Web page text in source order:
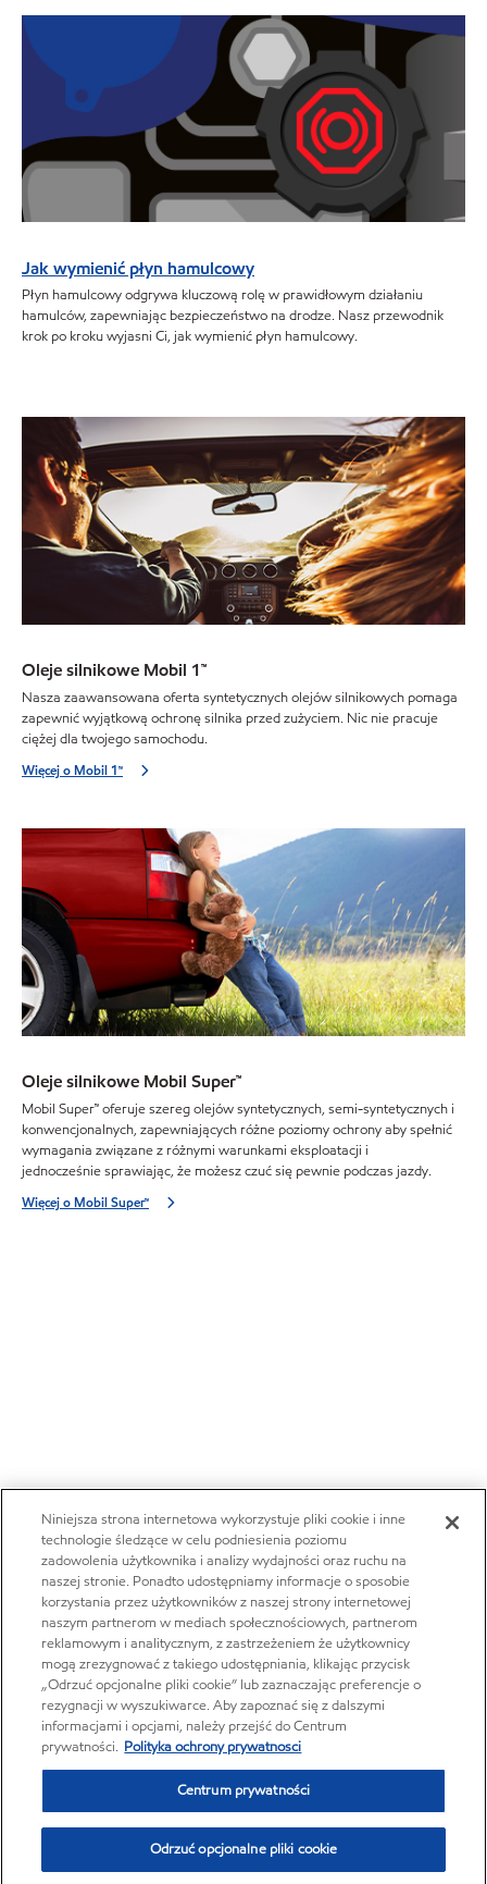
Jak wymienić płyn hamulcowy
Płyn hamulcowy odgrywa kluczową rolę w prawidłowym działaniu
hamulców, zapewniając bezpieczeństwo na drodze. Nasz przewodnik
krok po kroku wyjasni Ci, jak wymienić płyn hamulcowy.
Oleje silnikowe Mobil 1™
Nasza zaawansowana oferta syntetycznych olejów silnikowych pomaga
zapewnić wyjątkową ochronę silnika przed zużyciem. Nic nie pracuje
ciężej dla twojego samochodu.
Więcej o Mobil 1™
Oleje silnikowe Mobil Super™
Mobil Super™ oferuje szereg olejów syntetycznych, semi-syntetycznych i
konwencjonalnych, zapewniających różne poziomy ochrony aby spełnić
wymagania związane z różnymi warunkami eksploatacji i
jednocześnie sprawiając, że możesz czuć się pewnie podczas jazdy.
Więcej o Mobil Super™
Niniejsza strona internetowa wykorzystuje pliki cookie i inne
technologie śledzące w celu podniesienia poziomu
zadowolenia użytkownika i analizy wydajności oraz ruchu na
naszej stronie. Ponadto udostępniamy informacje o sposobie
korzystania przez użytkowników z naszej strony internetowej
naszym partnerom w mediach społecznościowych, partnerom
reklamowym i analitycznym, z zastrzeżeniem że użytkownicy
mogą zrezygnować z takiego udostępniania, klikając przycisk
„Odrzuć opcjonalne pliki cookie” lub zaznaczając preferencje o
rezygnacji w wyszukiwarce. Aby zapoznać się z dalszymi
informacjami i opcjami, należy przejść do Centrum
prywatności. Polityka ochrony prywatnosci
Centrum prywatności
Odrzuć opcjonalne pliki cookie